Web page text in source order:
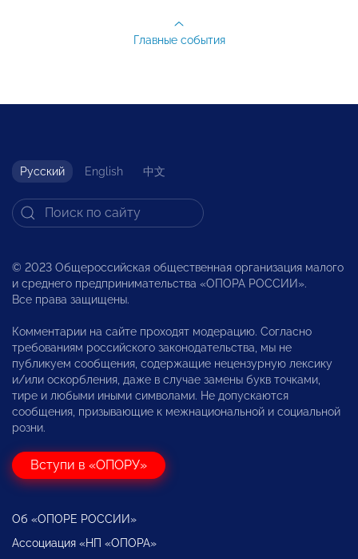
Главные события
Русский English 中文
© 2023 Общероссийская общественная организация малого
и среднего предпринимательства «ОПОРА РОССИИ».
Все права защищены.
Комментарии на сайте проходят модерацию. Согласно
требованиям российского законодательства, мы не
публикуем сообщения, содержащие нецензурную лексику
и/или оскорбления, даже в случае замены букв точками,
тире и любыми иными символами. Не допускаются
сообщения, призывающие к межнациональной и социальной
розни.
Вступи в «ОПОРУ»
Об «ОПОРЕ РОССИИ»
Ассоциация «НП «ОПОРА»